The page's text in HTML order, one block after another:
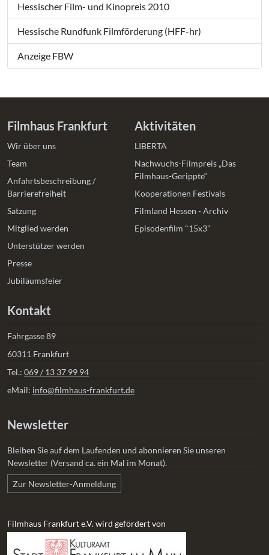
Hessischer Film- und Kinopreis 2010
Hessische Rundfunk Filmförderung (HFF-hr)
Anzeige FBW
Filmhaus Frankfurt
Wir über uns
Team
Anfahrtsbeschreibung /
Barrierefreiheit
Satzung
Mitglied werden
Unterstützer werden
Presse
Jubiläumsfeier
Aktivitäten
LIBERTA
Nachwuchs-Filmpreis „Das
Filmhaus-Gerippte“
Kooperationen Festivals
Filmland Hessen - Archiv
Episodenfilm "15x3"
Kontakt
Fahrgasse 89
60311 Frankfurt
Tel.: 069 / 13 37 99 94
eMail: info@filmhaus-frankfurt.de
Newsletter
Bleiben Sie auf dem Laufenden und abonnieren Sie unseren
Newsletter (Versand ca. ein Mal im Monat).
Zur Newsletter-Anmeldung
Filmhaus Frankfurt e.V. wird gefördert von